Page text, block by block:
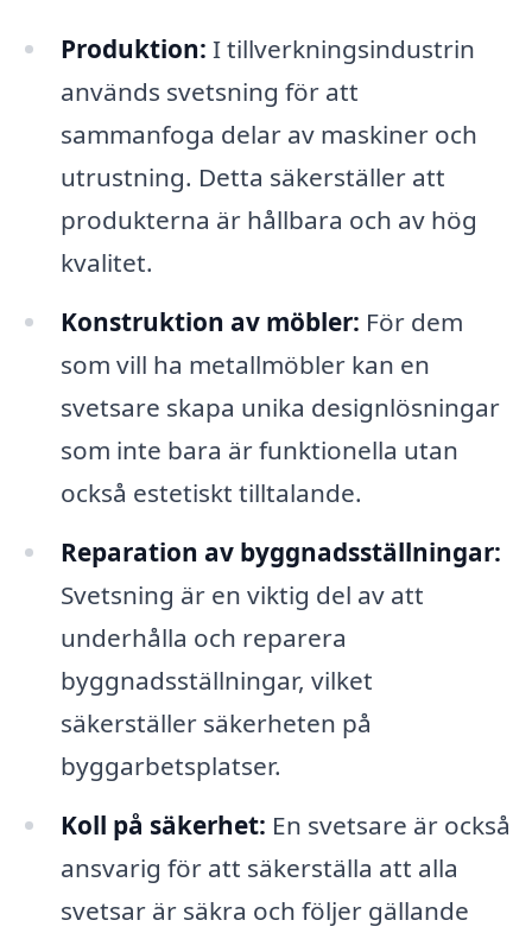
Produktion: I tillverkningsindustrin
används svetsning för att
sammanfoga delar av maskiner och
utrustning. Detta säkerställer att
produkterna är hållbara och av hög
kvalitet.
Konstruktion av möbler: För dem
som vill ha metallmöbler kan en
svetsare skapa unika designlösningar
som inte bara är funktionella utan
också estetiskt tilltalande.
Reparation av byggnadsställningar:
Svetsning är en viktig del av att
underhålla och reparera
byggnadsställningar, vilket
säkerställer säkerheten på
byggarbetsplatser.
Koll på säkerhet: En svetsare är också
ansvarig för att säkerställa att alla
svetsar är säkra och följer gällande